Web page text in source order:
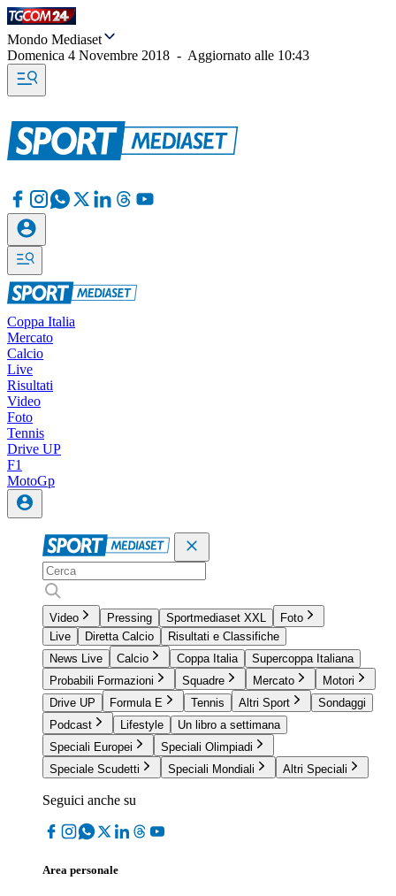
Mondo Mediaset
Domenica 4 Novembre 2018 - Aggiornato alle 10:43
Coppa Italia
Mercato
Calcio
Live
Risultati
Video
Foto
Tennis
Drive UP
F1
MotoGp
Video Pressing Sportmediaset XXL
Foto
Live
Diretta Calcio
Risultati e Classifiche
News Live
Calcio Coppa Italia
Supercoppa Italiana
Probabili Formazioni
Squadre Mercato
Motori
Drive UP
Formula E Tennis Altri Sport
Sondaggi
Podcast
Lifestyle
Un libro a settimana
Speciali Europei
Speciali Olimpiadi
Speciale Scudetti
Speciali Mondiali Altri Speciali
Seguici anche su
Area personale